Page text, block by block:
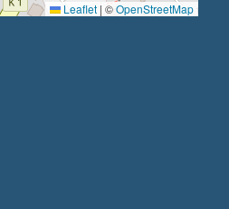
Leaflet | ©OpenStreetMap